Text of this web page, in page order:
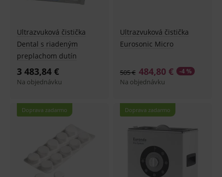
Ultrazvuková čistička
Dental s riadeným
preplachom dutín
3 483,84 €
Na objednávku
Ultrazvuková čistička
Eurosonic Micro
484,80 €
505 € -4 %
Na objednávku
Doprava zadarmo Doprava zadarmo